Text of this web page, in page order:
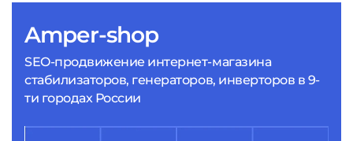
Amper-shop
SEO-продвижение интернет-магазина
стабилизаторов, генераторов, инверторов в 9-
ти городах России